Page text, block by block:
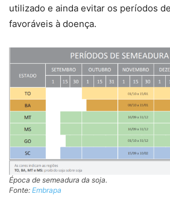
utilizado e ainda evitar os períodos
favoráveis à doença.
Época de semeadura da soja.
Fonte: Embrapa